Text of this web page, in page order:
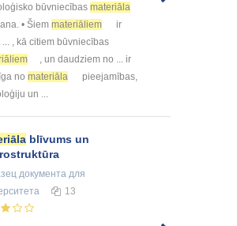
būvniecības materiāla
• Šiem materiāliem
ir
... , kā citiem būvniecības
, un daudziem no ... ir
no materiāla
pieejamības,
un ...
blīvums un
документа для
13